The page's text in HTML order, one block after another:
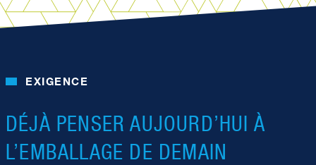
EXIGENCE
DÉJÀ PENSER AUJOURD’HUI À
L’EMBALLAGE DE DEMAIN